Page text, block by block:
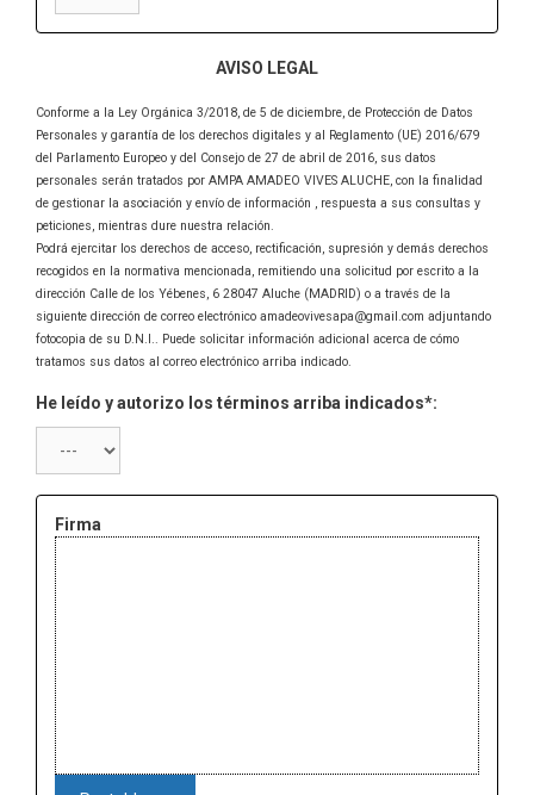
AVISO LEGAL
Conforme a la Ley Orgánica 3/2018, de 5 de diciembre, de Protección de Datos
Personales y garantía de los derechos digitales y al Reglamento (UE) 2016/679
del Parlamento Europeo y del Consejo de 27 de abril de 2016, sus datos
personales serán tratados por AMPA AMADEO VIVES ALUCHE, con la finalidad
de gestionar la asociación y envío de información , respuesta a sus consultas y
peticiones, mientras dure nuestra relación.
Podrá ejercitar los derechos de acceso, rectificación, supresión y demás derechos
recogidos en la normativa mencionada, remitiendo una solicitud por escrito a la
dirección Calle de los Yébenes, 6 28047 Aluche (MADRID) o a través de la
siguiente dirección de correo electrónico amadeovivesapa@gmail.com adjuntando
fotocopia de su D.N.I.. Puede solicitar información adicional acerca de cómo
tratamos sus datos al correo electrónico arriba indicado.
He leído y autorizo los términos arriba indicados*:
Firma